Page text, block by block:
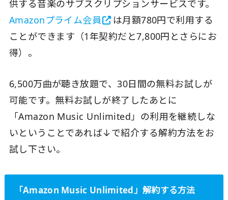
供する音楽のサブスクリプションサービスです。
Amazonプライム会員
は月額780円で利用する
ことができます（1年契約だと7,800円とさらにお
得）。
6,500万曲が聴き放題で、30日間の無料お試しが
可能です。無料お試しが終了したあとに
「Amazon Music Unlimited」の利用を継続しな
いということであれば↓で紹介する解約方法をお
試し下さい。
「Amazon Music Unlimited」解約する方法